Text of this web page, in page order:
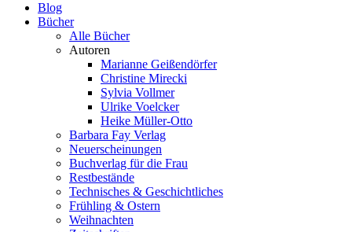
Blog
Bücher
Alle Bücher
Autoren
Marianne Geißendörfer
Christine Mirecki
Sylvia Vollmer
Ulrike Voelcker
Heike Müller-Otto
Barbara Fay Verlag
Neuerscheinungen
Buchverlag für die Frau
Restbestände
Technisches & Geschichtliches
Frühling & Ostern
Weihnachten